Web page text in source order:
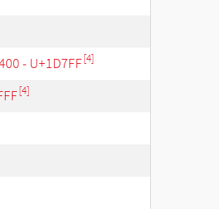
- U+1D7FF[4]
[4]